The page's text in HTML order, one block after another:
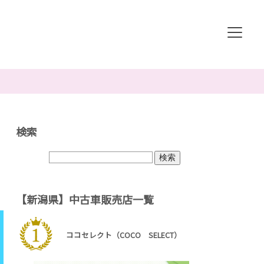
検索
【新潟県】中古車販売店一覧
ココセレクト（COCO SELECT）